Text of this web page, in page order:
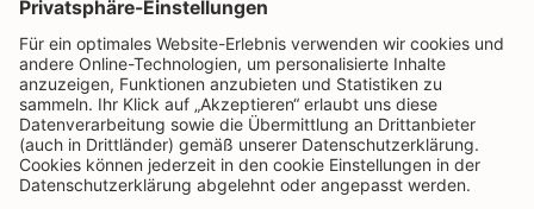
Rapunzel Naturkost auf Facebook
Rapunzel Naturkost auf Instagram
Rapunzel Naturkost auf YouTube
Rapunzel Naturkost auf Pinterest
Rapunzel Naturkost auf LinkedIn
Informationen
Zahlungsarten